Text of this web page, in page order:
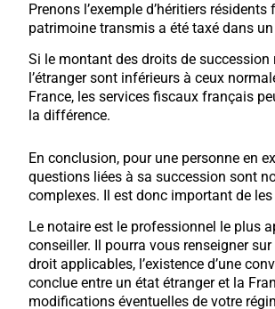
Prenons l’exemple d’héritiers
patrimoine transmis a été taxé dans
Si le montant des droits de succession
l’étranger sont inférieurs à ceux
France, les services fiscaux français
la différence.
En conclusion, pour une personne en
questions liées à sa succession sont
complexes. Il est donc important de
Le notaire est le professionnel le plus
conseiller. Il pourra vous renseigner sur
droit applicables, l’existence d’une
conclue entre un état étranger et la
modifications éventuelles de votre